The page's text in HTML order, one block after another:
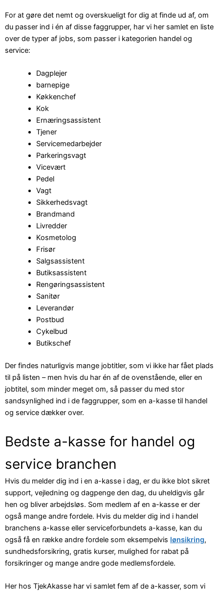
For at gøre det nemt og overskueligt for dig at finde ud af, om
du passer ind i én af disse faggrupper, har vi her samlet en liste
over de typer af jobs, som passer i kategorien handel og
service:
Dagplejer
barnepige
Køkkenchef
Kok
Ernæringsassistent
Tjener
Servicemedarbejder
Parkeringsvagt
Vicevært
Pedel
Vagt
Sikkerhedsvagt
Brandmand
Livredder
Kosmetolog
Frisør
Salgsassistent
Butiksassistent
Rengøringsassistent
Sanitør
Leverandør
Postbud
Cykelbud
Butikschef
Der findes naturligvis mange jobtitler, som vi ikke har fået plads
til på listen – men hvis du har én af de ovenstående, eller en
jobtitel, som minder meget om, så passer du med stor
sandsynlighed ind i de faggrupper, som en a-kasse til handel
og service dækker over.
Bedste a-kasse for handel og
service branchen
Hvis du melder dig ind i en a-kasse i dag, er du ikke blot sikret
support, vejledning og dagpenge den dag, du uheldigvis går
hen og bliver arbejdsløs. Som medlem af en a-kasse er der
også mange andre fordele. Hvis du melder dig ind i handel
branchens a-kasse eller serviceforbundets a-kasse, kan du
også få en række andre fordele som eksempelvis lønsikring,
sundhedsforsikring, gratis kurser, mulighed for rabat på
forsikringer og mange andre gode medlemsfordele.
Her hos TjekAkasse har vi samlet fem af de a-kasser, som vi